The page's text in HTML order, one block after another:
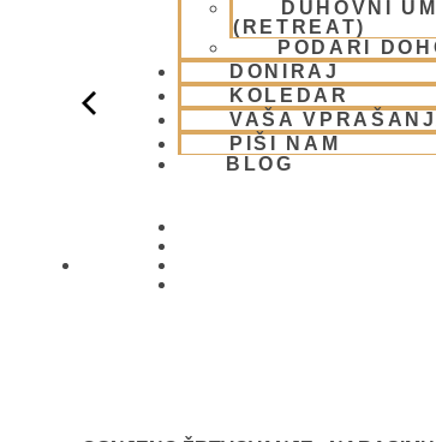
DUHOVNI
(RETREAT)
PODARI
DONIRAJ
KOLEDAR
VAŠA
PIŠI NAM
BLOG